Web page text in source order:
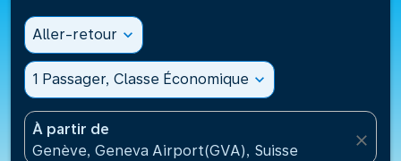
Aller-retour expand_more
1 Passager, Classe Économique expand_more
À partir de
Genève, Geneva Airport(GVA), Suisse
close